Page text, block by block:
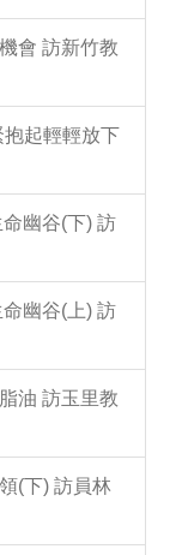
會 訪新竹教
起輕輕放下
幽谷(下) 訪
幽谷(上) 訪
油 訪玉里教
(下) 訪員林